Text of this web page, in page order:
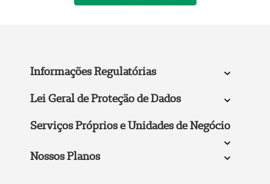
Informações Regulatórias
Lei Geral de Proteção de Dados
Serviços Próprios e Unidades de Negócio
Nossos Planos